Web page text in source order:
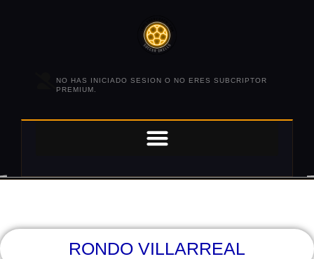
NO HAS INICIADO SESION O NO ERES SUBCRIPTOR
PREMIUM.
RONDO VILLARREAL